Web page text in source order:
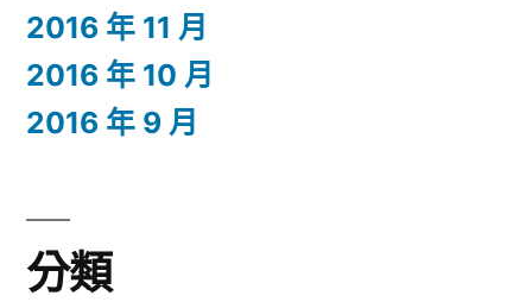
2016 年 11 月
2016 年 10 月
2016 年 9 月
分類